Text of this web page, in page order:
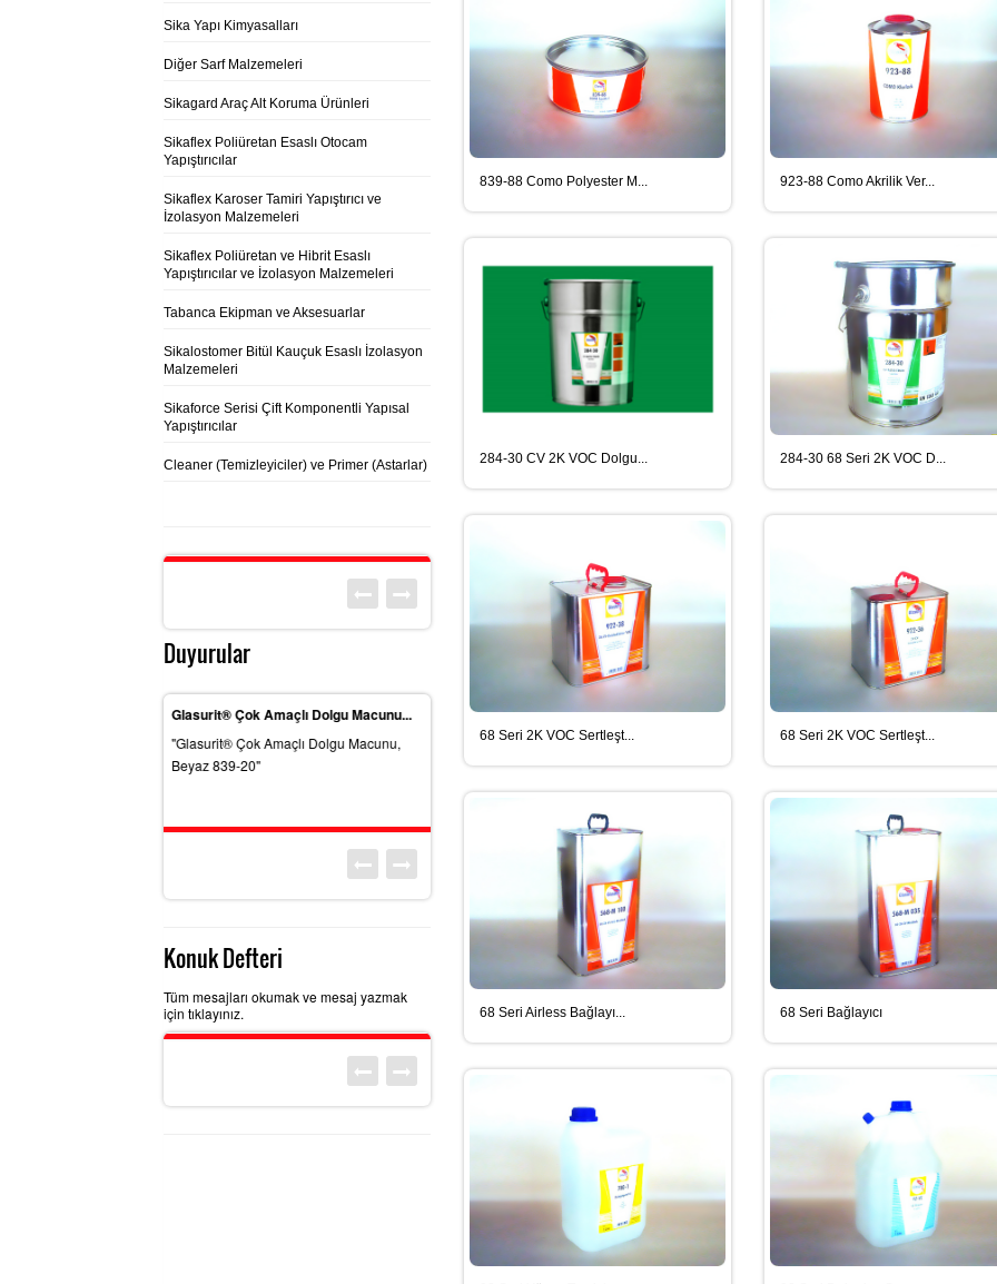
839-88 Como Polyester M... 923-88 Como Akrilik Ver...
284-30 CV 2K VOC Dolgu... 284-30 68 Seri 2K VOC D...
68 Seri 2K VOC Sertleşt... 68 Seri 2K VOC Sertleşt...
68 Seri Airless Bağlayı... 68 Seri Bağlayıcı
Sika Yapı Kimyasalları
Diğer Sarf Malzemeleri
Sikagard Araç Alt Koruma Ürünleri
Sikaflex Poliüretan Esaslı Otocam
Yapıştırıcılar
Sikaflex Karoser Tamiri Yapıştırıcı ve
İzolasyon Malzemeleri
Sikaflex Poliüretan ve Hibrit Esaslı
Yapıştırıcılar ve İzolasyon Malzemeleri
Tabanca Ekipman ve Aksesuarlar
Sikalostomer Bitül Kauçuk Esaslı İzolasyon
Malzemeleri
Sikaforce Serisi Çift Komponentli Yapısal
Yapıştırıcılar
Cleaner (Temizleyiciler) ve Primer (Astarlar)
Duyurular
Glasurit® Çok Amaçlı Dolgu Macunu...
"Glasurit® Çok Amaçlı Dolgu Macunu,
Beyaz 839-20"
Manuel Sosis Tabancası
"Manuel Sosis Tabancası"
Sika Jet Flow Gun
"Sika Jet Flow Gun, Sprey mastik
tabancası - Sosis ambalaj"
Manuel
"Manuel
Konuk Defteri
Tüm mesajları okumak ve mesaj yazmak
için tıklayınız.